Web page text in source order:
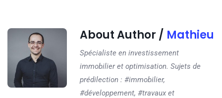
About Author / Mathieu
Spécialiste en investissement
immobilier et optimisation. Sujets de
prédilection : #immobilier,
#développement, #travaux et